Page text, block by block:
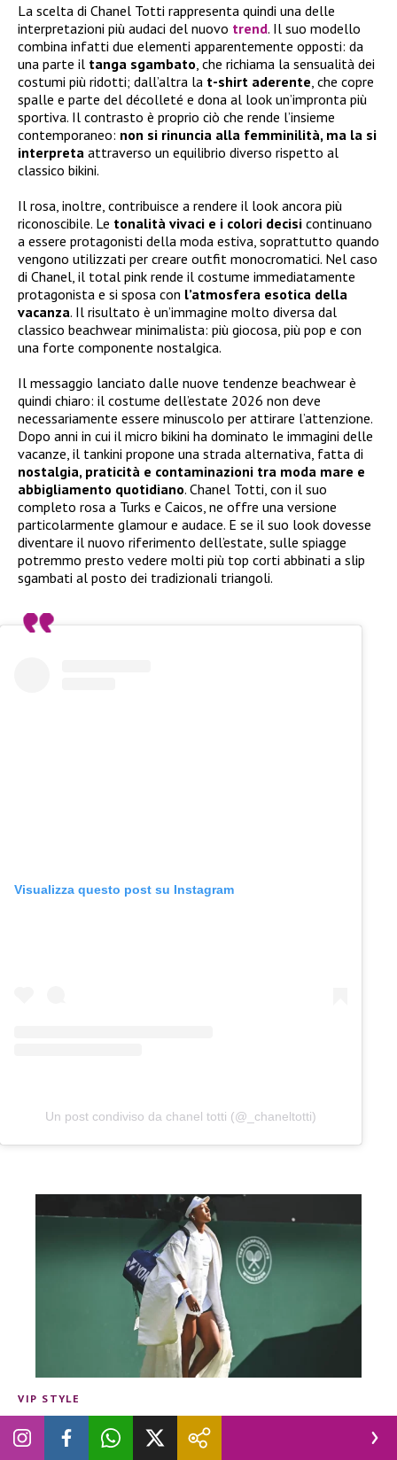
La scelta di Chanel Totti rappresenta quindi una delle
interpretazioni più audaci del nuovo trend. Il suo modello
combina infatti due elementi apparentemente opposti: da
una parte il tanga sgambato , che richiama la sensualità dei
costumi più ridotti; dall’altra la t-shirt aderente , che copre
spalle e parte del décolleté e dona al look un’impronta più
sportiva. Il contrasto è proprio ciò che rende l’insieme
contemporaneo: non si rinuncia alla femminilità, ma la si
interpreta attraverso un equilibrio diverso rispetto al
classico bikini.
Il rosa, inoltre, contribuisce a rendere il look ancora più
riconoscibile. Le tonalità vivaci e i colori decisi continuano
a essere protagonisti della moda estiva, soprattutto quando
vengono utilizzati per creare outfit monocromatici. Nel caso
di Chanel, il total pink rende il costume immediatamente
protagonista e si sposa con l’atmosfera esotica della
vacanza. Il risultato è un’immagine molto diversa dal
classico beachwear minimalista: più giocosa, più pop e con
una forte componente nostalgica.
Il messaggio lanciato dalle nuove tendenze beachwear è
quindi chiaro: il costume dell’estate 2026 non deve
necessariamente essere minuscolo per attirare l’attenzione.
Dopo anni in cui il micro bikini ha dominato le immagini delle
vacanze, il tankini propone una strada alternativa, fatta di
nostalgia, praticità e contaminazioni tra moda mare e
abbigliamento quotidiano. Chanel Totti, con il suo
completo rosa a Turks e Caicos, ne offre una versione
particolarmente glamour e audace. E se il suo look dovesse
diventare il nuovo riferimento dell’estate, sulle spiagge
potremmo presto vedere molti più top corti abbinati a slip
sgambati al posto dei tradizionali triangoli.
Visualizza questo post su Instagram
Un post condiviso da chanel totti (@_chaneltotti)
VIP STYLE
Tenniscore, quando uno sport